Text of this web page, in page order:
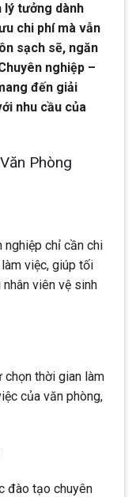
lý tưởng dành
chi phí mà vẫn
sạch sẽ, ngăn
nghiệp –
đến giải
nhu cầu của
Phòng
nghiệp chỉ cần chi
việc, giúp tối
viên vệ sinh
chọn thời gian làm
của văn phòng,
đào tạo chuyên